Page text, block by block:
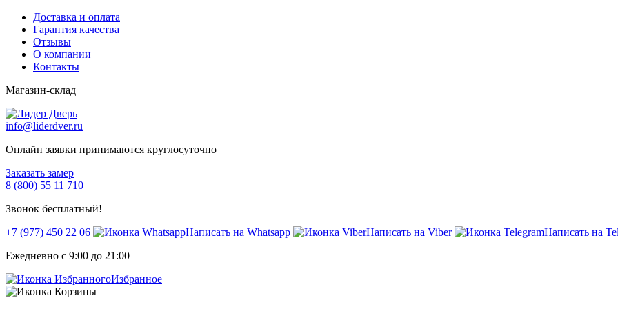
Доставка и оплата
Гарантия качества
Отзывы
О компании
Контакты
Магазин-склад
info@liderdver.ru
Онлайн заявки принимаются круглосуточно
Заказать замер
8 (800) 55 11 710
Звонок бесплатный!
+7 (977) 450 22 06
Написать на Whatsapp Написать на Viber
Написать на
Ежедневно с 9:00 до 21:00
Избранное